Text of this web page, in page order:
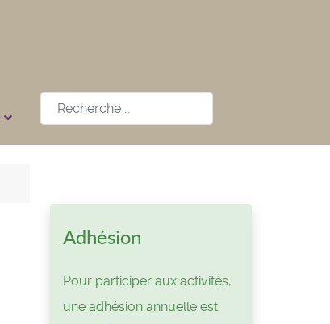
Rechercher
Adhésion
Pour participer aux activités,
une adhésion annuelle est